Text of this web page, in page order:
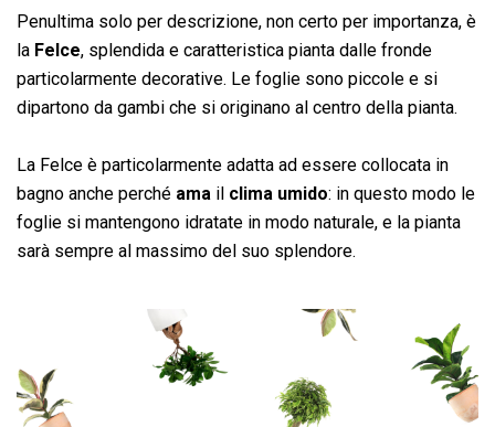
Penultima solo per descrizione, non certo per importanza, è
la Felce, splendida e caratteristica pianta dalle fronde
particolarmente decorative. Le foglie sono piccole e si
dipartono da gambi che si originano al centro della pianta.
La Felce è particolarmente adatta ad essere collocata in
bagno anche perché ama il clima umido: in questo modo le
foglie si mantengono idratate in modo naturale, e la pianta
sarà sempre al massimo del suo splendore.